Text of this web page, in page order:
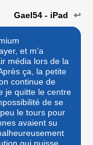
Gael54 - iPad ↩
et m’a
média lors de la
ça, la petite
continue de
je quitte le centre
de se
le tours pour
avaient su
qui puisse